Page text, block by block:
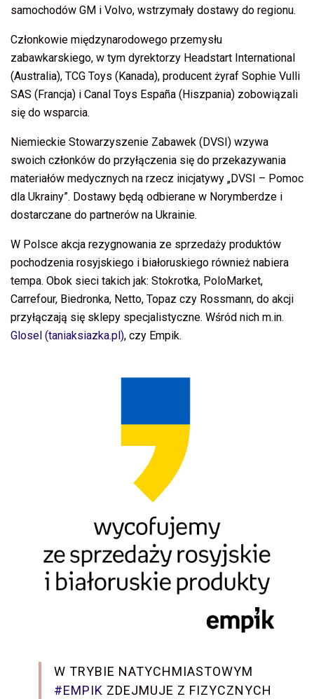
samochodów GM i Volvo, wstrzymały dostawy do regionu.
Członkowie międzynarodowego przemysłu
zabawkarskiego, w tym dyrektorzy Headstart International
(Australia), TCG Toys (Kanada), producent żyraf Sophie Vulli
SAS (Francja) i Canal Toys España (Hiszpania) zobowiązali
się do wsparcia.
Niemieckie Stowarzyszenie Zabawek (DVSI) wzywa
swoich członków do przyłączenia się do przekazywania
materiałów medycznych na rzecz inicjatywy „DVSI – Pomoc
dla Ukrainy”. Dostawy będą odbierane w Norymberdze i
dostarczane do partnerów na Ukrainie.
W Polsce akcja rezygnowania ze sprzedaży produktów
pochodzenia rosyjskiego i białoruskiego również nabiera
tempa. Obok sieci takich jak: Stokrotka, PoloMarket,
Carrefour, Biedronka, Netto, Topaz czy Rossmann, do akcji
przyłączają się sklepy specjalistyczne. Wśród nich m.in.
Glosel (taniaksiazka.pl), czy Empik.
W TRYBIE NATYCHMIASTOWYM
#EMPIK ZDEJMUJE Z FIZYCZNYCH